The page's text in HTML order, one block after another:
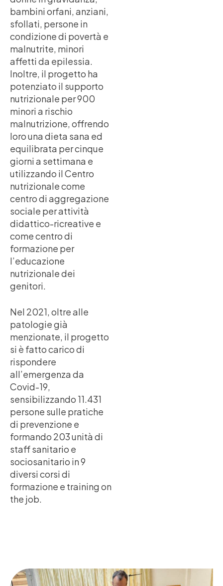
bambini orfani, anziani,
sfollati, persone in
condizione di povertà e
malnutrite, minori
affetti da epilessia.
Inoltre, il progetto ha
potenziato il supporto
nutrizionale per 900
minori a rischio
malnutrizione, offrendo
loro una dieta sana ed
equilibrata per cinque
giorni a settimana e
utilizzando il Centro
nutrizionale come
centro di aggregazione
sociale per attività
didattico-ricreative e
come centro di
formazione per
l’educazione
nutrizionale dei
genitori.
Nel 2021, oltre alle
patologie già
menzionate, il progetto
si è fatto carico di
rispondere
all’emergenza da
Covid-19,
sensibilizzando 11.431
persone sulle pratiche
di prevenzione e
formando 203 unità di
staff sanitario e
sociosanitario in 9
diversi corsi di
formazione e training on
the job.